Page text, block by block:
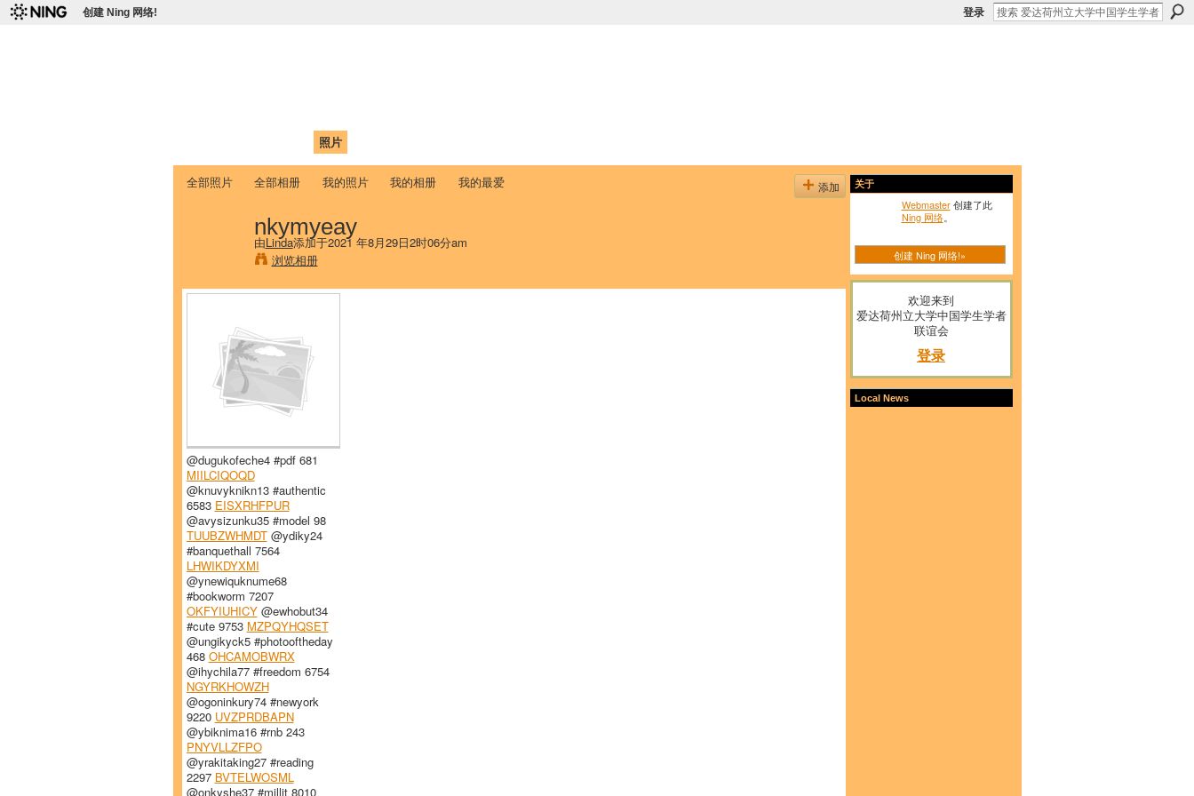
创建 Ning 网络! 登录
照片
全部照片 全部相册 我的照片 我的相册 我的最爱 添加
nkymyeay
由Linda添加于2021 年8月29日2时06分am
浏览相册
@dugukofeche4 #pdf 681
MIILCIQOQD
@knuvyknikn13 #authentic
6583 EISXRHFPUR
@avysizunku35 #model 98
TUUBZWHMDT@ydiky24
#banquethall 7564
LHWIKDYXMI
@ynewiquknume68
#bookworm 7207
OKFYIUHICY@ewhobut34
#cute 9753 MZPQYHQSET
@ungikyck5 #photooftheday
468 OHCAMOBWRX
@ihychila77 #freedom 6754
NGYRKHOWZH
@ogoninkury74 #newyork
9220 UVZPRDBAPN
@ybiknima16 #rnb 243
PNYVLLZFPO
@yrakitaking27 #reading
2297 BVTELWOSML
@onkyshe37 #millit 8010
关于
Webmaster创建了此
Ning 网络。
创建 Ning 网络!»
欢迎来到
爱达荷州立大学中国学生学者
联谊会
登录
Local News